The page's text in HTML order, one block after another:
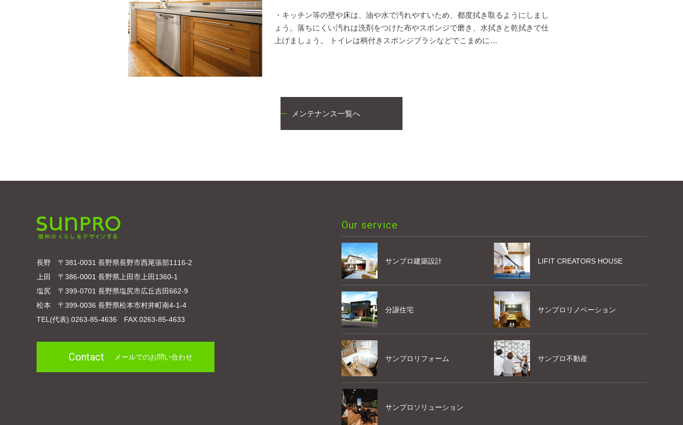
・キッチン等の壁や床は、油や水で汚れやすいため、都度拭き取るようにしまし
ょう。落ちにくい汚れは洗剤をつけた布やスポンジで磨き、水拭きと乾拭きで仕
上げましょう。 トイレは柄付きスポンジブラシなどでこまめに…
メンテナンス一覧へ
長野 〒381-0031 長野県長野市西尾張部1116-2
上田 〒386-0001 長野県上田市上田1360-1
塩尻 〒399-0701 長野県塩尻市広丘吉田662-9
松本 〒399-0036 長野県松本市村井町南4-1-4
TEL(代表).0263-85-4636 FAX.0263-85-4633
Contact メールでのお問い合わせ
Our service
サンプロ建築設計 LIFIT CREATORS HOUSE
分譲住宅 サンプロリノベーション
サンプロリフォーム サンプロ不動産
サンプロソリューション